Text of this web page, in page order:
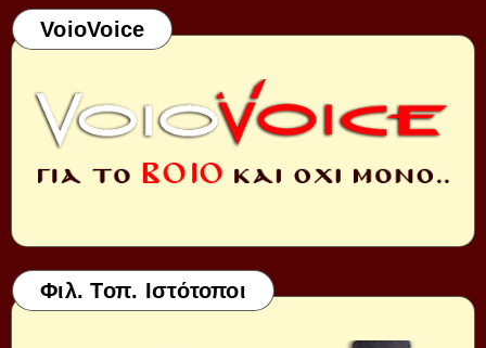
VoioVoice
Φιλ. Τοπ. Ιστότοποι